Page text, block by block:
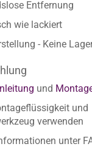
Entfernung
wie lackiert
- Keine
und
und
verwenden
unter